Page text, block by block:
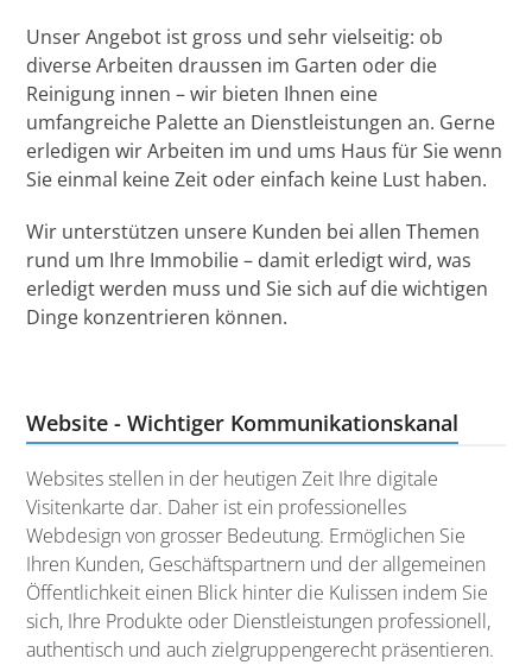
Unser Angebot ist gross und sehr vielseitig: ob
diverse Arbeiten draussen im Garten oder die
Reinigung innen – wir bieten Ihnen eine
umfangreiche Palette an Dienstleistungen an. Gerne
erledigen wir Arbeiten im und ums Haus für Sie wenn
Sie einmal keine Zeit oder einfach keine Lust haben.
Wir unterstützen unsere Kunden bei allen Themen
rund um Ihre Immobilie – damit erledigt wird, was
erledigt werden muss und Sie sich auf die wichtigen
Dinge konzentrieren können.
Website - Wichtiger Kommunikationskanal
Websites stellen in der heutigen Zeit Ihre digitale
Visitenkarte dar. Daher ist ein professionelles
Webdesign von grosser Bedeutung. Ermöglichen Sie
Ihren Kunden, Geschäftspartnern und der allgemeinen
Öffentlichkeit einen Blick hinter die Kulissen indem Sie
sich, Ihre Produkte oder Dienstleistungen professionell,
authentisch und auch zielgruppengerecht präsentieren.